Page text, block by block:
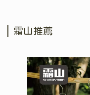
霜山推薦